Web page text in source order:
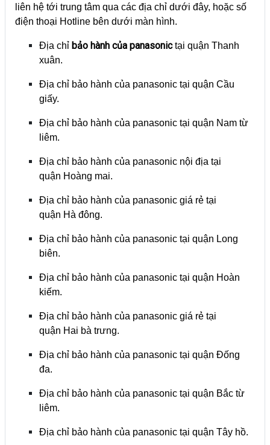
liên hệ tới trung tâm qua các địa chỉ dưới đây, hoặc số
điện thoại Hotline bên dưới màn hình.
Địa chỉ bảo hành của panasonictại quận Thanh
xuân.
Địa chỉ bảo hành của panasonic tại quận Cầu
giấy.
Địa chỉ bảo hành của panasonic tại quận Nam từ
liêm.
Địa chỉ bảo hành của panasonic nội địa tại
quận Hoàng mai.
Địa chỉ bảo hành của panasonic giá rẻ tại
quận Hà đông.
Địa chỉ bảo hành của panasonic tại quận Long
biên.
Địa chỉ bảo hành của panasonic tại quận Hoàn
kiếm.
Địa chỉ bảo hành của panasonic giá rẻ tại
quận Hai bà trưng.
Địa chỉ bảo hành của panasonic tại quận Đống
đa.
Địa chỉ bảo hành của panasonic tại quận Bắc từ
liêm.
Địa chỉ bảo hành của panasonic tại quận Tây hồ.